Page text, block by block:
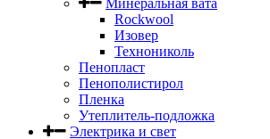
Минеральная вата
Rockwool
Изовер
Технониколь
Пенопласт
Пенополистирол
Пленка
Утеплитель-подложка
Электрика и свет